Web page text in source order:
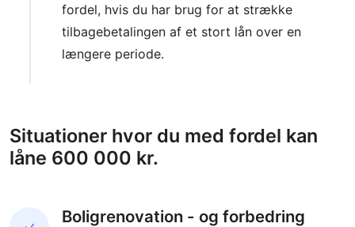
fordel, hvis du har brug for at strække
tilbagebetalingen af et stort lån over en
længere periode.
Situationer hvor du med fordel kan
låne 600 000 kr.
Boligrenovation - og forbedring